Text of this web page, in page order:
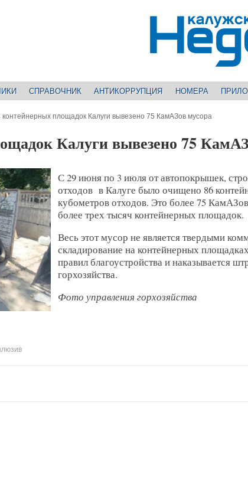
СПРАВОЧНИК АНТИКОРРУПЦИЯ НОМЕРА
контейнерных площадок Калуги вывезено 75 КамАЗов мусора
Калуги вывезено 75
С 29 июня по 3 июля от автопокрышек,
отходов в Калуге было очищено 86
кубометров отходов. Это более 75
более трех тысяч контейнерных площадок.
Весь этот мусор не является твердыми
складирование на контейнерных
правил благоустройства и наказывается
горхозяйства.
Фото управления горхозяйства